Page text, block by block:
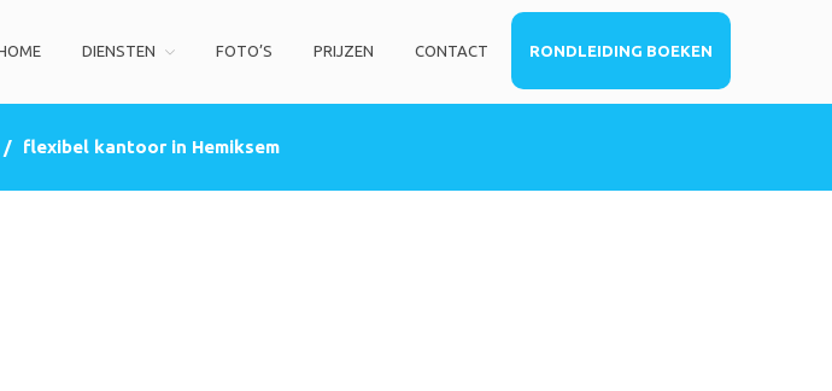
DIENSTEN FOTO’S PRIJZEN CONTACT RONDLEIDING BOEKEN
/ flexibel kantoor in Hemiksem